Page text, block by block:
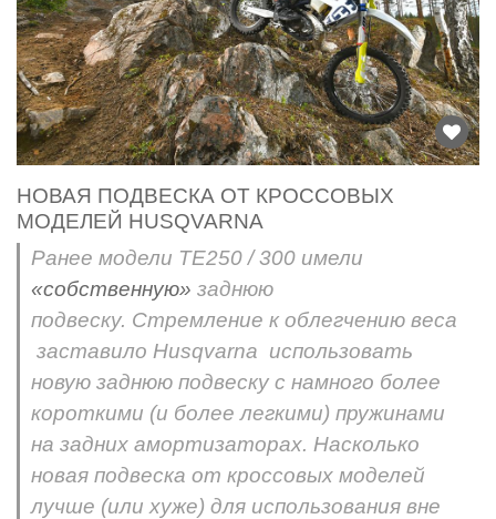
НОВАЯ ПОДВЕСКА ОТ КРОССОВЫХ
МОДЕЛЕЙ HUSQVARNA
Ранее модели TE250 / 300 имели
«собственную» заднюю
подвеску. Стремление к облегчению веса
заставило Husqvarna использовать
новую заднюю подвеску с намного более
короткими (и более легкими) пружинами
на задних амортизаторах. Насколько
новая подвеска от кроссовых моделей
лучше (или хуже) для использования вне